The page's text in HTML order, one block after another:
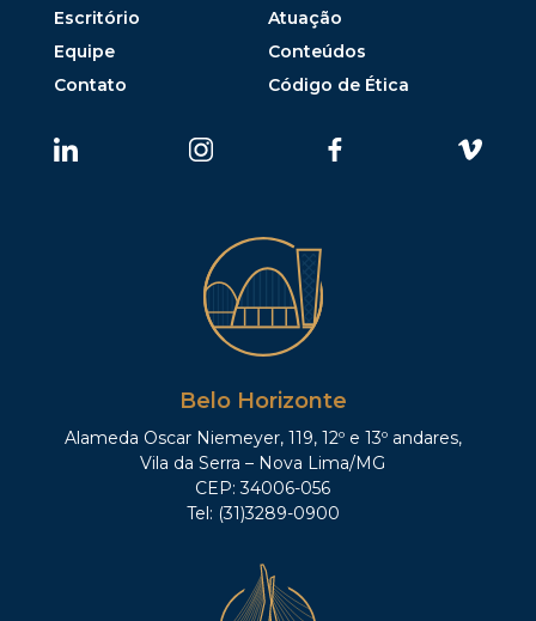
Escritório
Atuação
Equipe
Conteúdos
Contato
Código de Ética
Belo Horizonte
Alameda Oscar Niemeyer, 119, 12º e 13º andares,
Vila da Serra – Nova Lima/MG
CEP: 34006-056
Tel: (31)3289-0900